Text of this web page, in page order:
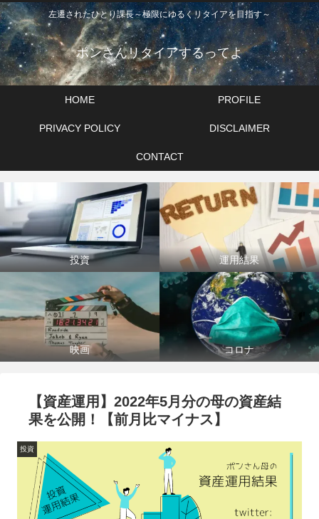
左遷されたひとり課長～極限にゆるくリタイアを目指す～
ポンさんリタイアするってよ
HOME PROFILE
PRIVACY POLICY DISCLAIMER
CONTACT
投資 運用結果
映画 コロナ
【資産運用】2022年5月分の母の資産結
果を公開！【前月比マイナス】
投資